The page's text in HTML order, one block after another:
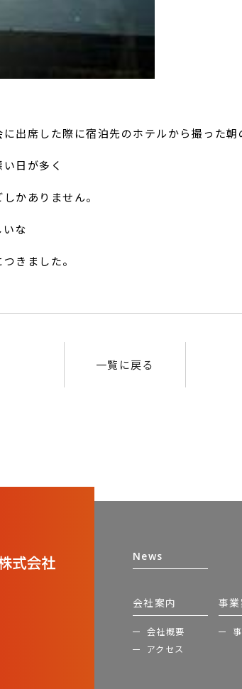
出席した際に宿泊先のホテルから撮った朝
日が多く
かありません。
な
きました。
一覧に戻る
News
会社案内
会社概要
アクセス
事